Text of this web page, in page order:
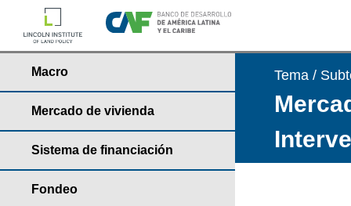
Macro
Mercado de vivienda
Sistema de financiación
Fondeo
Tema /